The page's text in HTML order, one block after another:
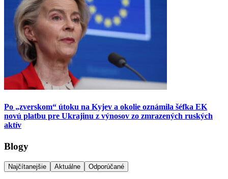
Po „zverskom“ útoku na Kyjev a okolie oznámila šéfka EK
novú platbu pre Ukrajinu z výnosov zo zmrazených ruských
aktív
Blogy
Najčítanejšie Aktuálne Odporúčané